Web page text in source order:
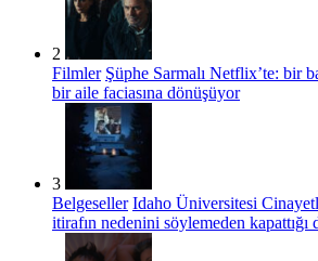
2
Filmler Şüphe Sarmalı Netflix’te: bir
bir aile faciasına dönüşüyor
3
Belgeseller Idaho Üniversitesi
itirafın nedenini söylemeden kapattığı